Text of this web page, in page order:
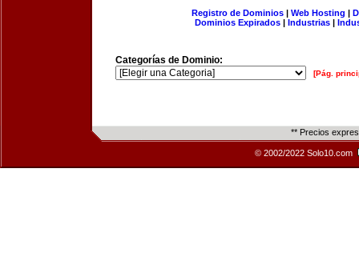
Registro de Dominios| Web Hosting |
Dominios Expirados | Industrias |
Categorías de Dominio:
[Pág.
** Precios
© 2002/2022 Solo10.com